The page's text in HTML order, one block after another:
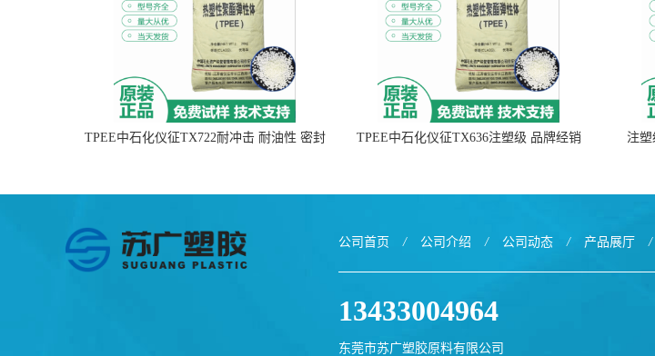
TPEE中石化仪征TX722耐冲击 耐油性 密封
TPEE中石化仪征TX636注塑级 品牌经销 注
公司首页 / 公司介绍 / 公司动态 / 产品展厅 /
13433004964
东莞市苏广塑胶原料有限公司